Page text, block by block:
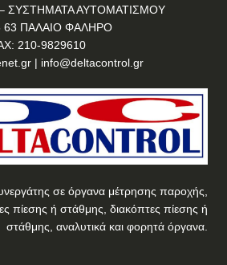
ΣΥΣΤΗΜΑΤΑ ΑΥΤΟΜΑΤΙΣΜΟΥ
63 ΠΑΛΑΙΟ ΦΑΛΗΡΟ
210-9829610
| info@deltacontrol.gr
σε όργανα μέτρησης παροχής,
πίεσης ή στάθμης, διακόπτες πίεσης ή
στάθμης, αναλυτικά και φορητά όργανα.